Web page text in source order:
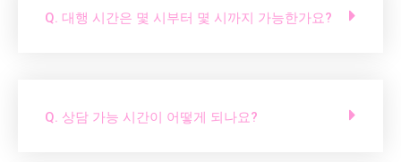
Q. 대행 시간은 몇 시부터 몇 시까지 가능한가요?
Q. 상담 가능 시간이 어떻게 되나요?